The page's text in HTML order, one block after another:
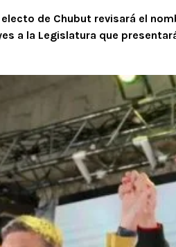
de Chubut revisará el
a la Legislatura que